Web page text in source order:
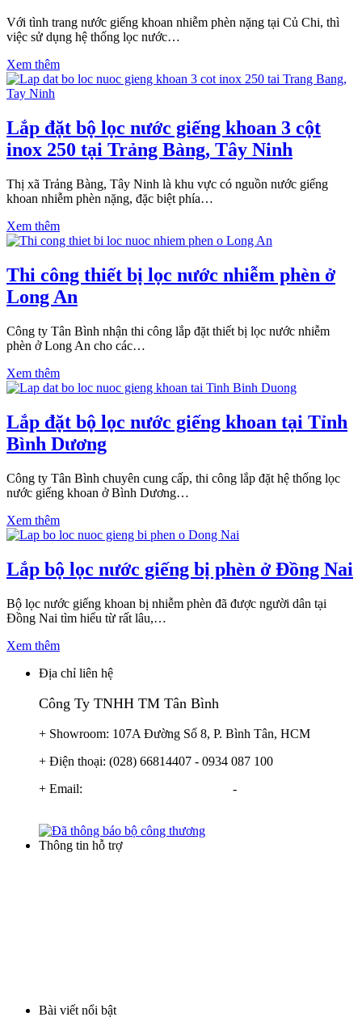
Với tình trang nước giếng khoan nhiễm phèn nặng tại Củ Chi, thì
việc sử dụng hệ thống lọc nước…
Xem thêm
Lắp đặt bộ lọc nước giếng khoan 3 cột
inox 250 tại Trảng Bàng, Tây Ninh
Thị xã Trảng Bàng, Tây Ninh là khu vực có nguồn nước giếng
khoan nhiễm phèn nặng, đặc biệt phía…
Xem thêm
Thi công thiết bị lọc nước nhiễm phèn ở
Long An
Công ty Tân Bình nhận thi công lắp đặt thiết bị lọc nước nhiễm
phèn ở Long An cho các…
Xem thêm
Lắp đặt bộ lọc nước giếng khoan tại Tỉnh
Bình Dương
Công ty Tân Bình chuyên cung cấp, thi công lắp đặt hệ thống lọc
nước giếng khoan ở Bình Dương…
Xem thêm
Lắp bộ lọc nước giếng bị phèn ở Đồng Nai
Bộ lọc nước giếng khoan bị nhiễm phèn đã được người dân tại
Đồng Nai tìm hiểu từ rất lâu,…
Xem thêm
Địa chỉ liên hệ
Công Ty TNHH TM Tân Bình
+ Showroom: 107A Đường Số 8, P. Bình Tân, HCM
+ Điện thoại: (028) 66814407 - 0934 087 100
+ Email:
-
Thông tin hỗ trợ
Bài viết nổi bật